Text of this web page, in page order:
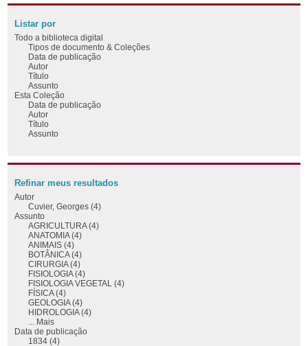
Listar por
Todo a biblioteca digital
Tipos de documento & Coleções
Data de publicação
Autor
Título
Assunto
Esta Coleção
Data de publicação
Autor
Título
Assunto
Refinar meus resultados
Autor
Cuvier, Georges (4)
Assunto
AGRICULTURA (4)
ANATOMIA (4)
ANIMAIS (4)
BOTÂNICA (4)
CIRURGIA (4)
FISIOLOGIA (4)
FISIOLOGIA VEGETAL (4)
FÍSICA (4)
GEOLOGIA (4)
HIDROLOGIA (4)
... Mais
Data de publicação
1834 (4)